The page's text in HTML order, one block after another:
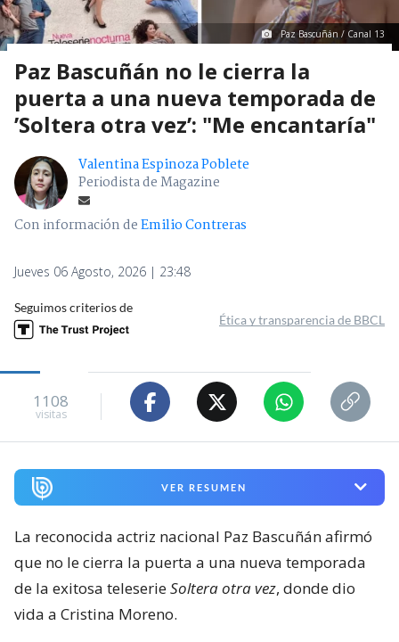
Paz Bascuñán / Canal 13
Paz Bascuñán no le cierra la
puerta a una nueva temporada de
’Soltera otra vez’: "Me encantaría"
Valentina Espinoza Poblete
Periodista de Magazine
Con información deEmilio Contreras
Jueves 06 Agosto, 2026 | 23:48
Seguimos criterios de
Ética y transparencia de BBCL
1108
visitas
VER RESUMEN
La reconocida actriz nacional Paz Bascuñán afirmó
que no le cierra la puerta a una nueva temporada
de la exitosa teleserieSoltera otra vez, donde dio
vida a Cristina Moreno.